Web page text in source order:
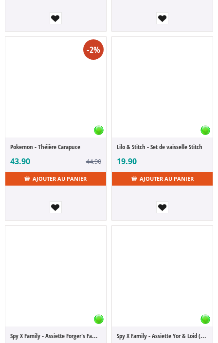
-2%
Pokemon - Théière Carapuce
43.90 44.90
AJOUTER AU PANIER
Lilo & Stitch - Set de vaisselle Stitch
19.90
AJOUTER AU PANIER
Spy X Family - Assiette Forger's Family (Ichibansho) Spy X Family - Assiette Yor & Loid (Ichibansho)